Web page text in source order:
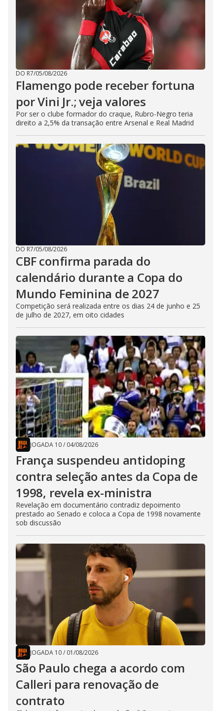
DO R7/05/08/2026
Flamengo pode receber fortuna
por Vini Jr.; veja valores
Por ser o clube formador do craque, Rubro-Negro teria
direito a 2,5% da transação entre Arsenal e Real Madrid
DO R7/05/08/2026
CBF confirma parada do
calendário durante a Copa do
Mundo Feminina de 2027
Competição será realizada entre os dias 24 de junho e 25
de julho de 2027, em oito cidades
JOGADA 10/ 04/08/2026
França suspendeu antidoping
contra seleção antes da Copa de
1998, revela ex-ministra
Revelação em documentário contradiz depoimento
prestado ao Senado e coloca a Copa de 1998 novamente
sob discussão
JOGADA 10/ 01/08/2026
São Paulo chega a acordo com
Calleri para renovação de
contrato